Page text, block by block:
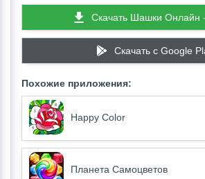
Скачать Шашки Oнлайн
Скачать c Google
Похожие приложения:
Happy Color
Планета Самоцветов